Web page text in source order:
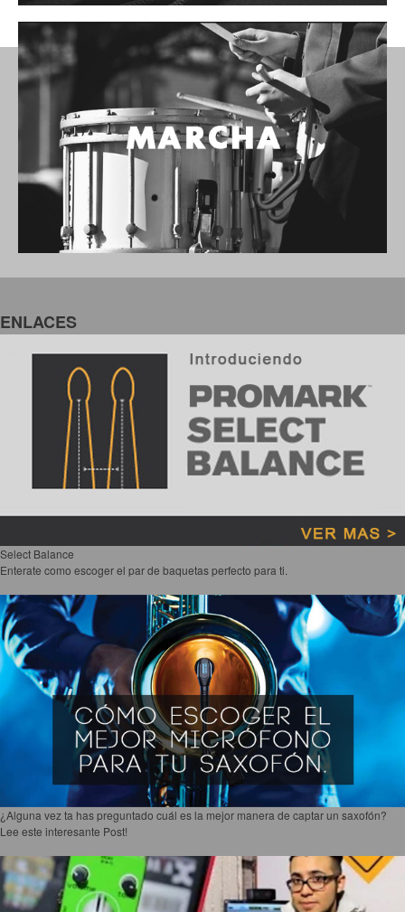
ENLACES
Select Balance
Enterate como escoger el par de baquetas perfecto para ti.
¿Alguna vez ta has preguntado cuál es la mejor manera de captar un saxofón?
Lee este interesante Post!